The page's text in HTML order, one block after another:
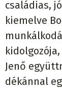
családias,
kiemelve
Jenő
dékánnal